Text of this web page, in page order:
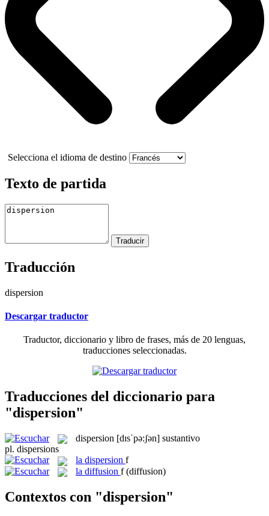
Selecciona el idioma de destino
Texto de partida
Traducción
dispersion
Descargar traductor
Traductor, diccionario y libro de frases, más de 20 lenguas,
traducciones seleccionadas.
Traducciones del diccionario para
"dispersion"
dispersion [dɪsˈpə:ʃən] sustantivo
pl. dispersions
la dispersion f
la diffusion f (diffusion)
Contextos con "dispersion"